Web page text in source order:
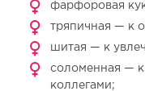
фарфоровая
тряпичная — к
шитая — к
соломенная —
коллегами;